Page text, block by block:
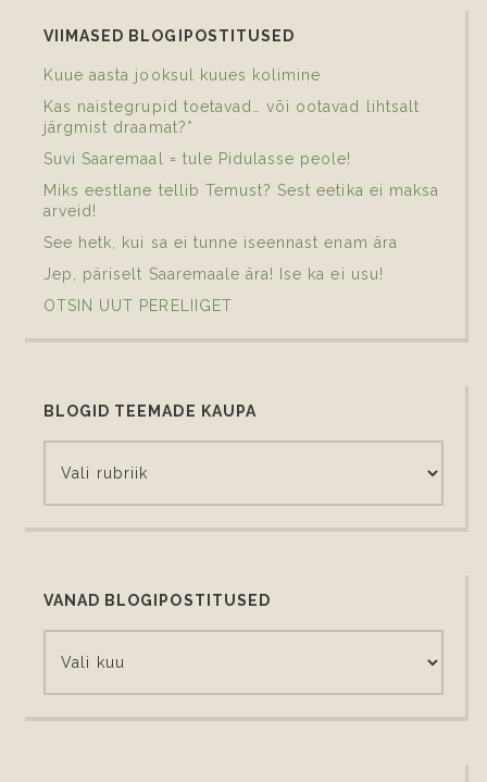
VIIMASED BLOGIPOSTITUSED
Kuue aasta jooksul kuues kolimine
Kas naistegrupid toetavad… või ootavad lihtsalt
järgmist draamat?*
Suvi Saaremaal = tule Pidulasse peole!
Miks eestlane tellib Temust? Sest eetika ei maksa
arveid!
See hetk, kui sa ei tunne iseennast enam ära
Jep, päriselt Saaremaale ära! Ise ka ei usu!
OTSIN UUT PERELIIGET
BLOGID TEEMADE KAUPA
VANAD BLOGIPOSTITUSED